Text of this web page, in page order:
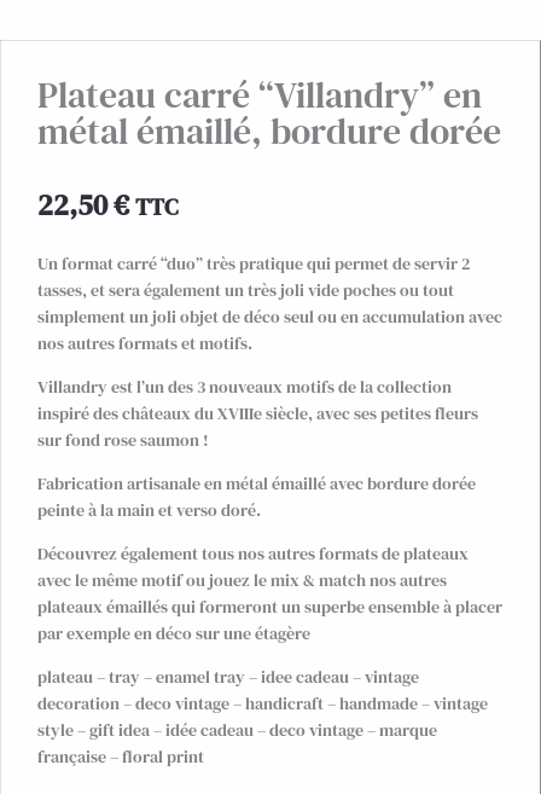
Plateau carré “Villandry” en
métal émaillé, bordure dorée
22,50€TTC
Un format carré “duo” très pratique qui permet de servir 2
tasses, et sera également un très joli vide poches ou tout
simplement un joli objet de déco seul ou en accumulation avec
nos autres formats et motifs.
Villandry est l’un des 3 nouveaux motifs de la collection
inspiré des châteaux du XVIIIe siècle, avec ses petites fleurs
sur fond rose saumon !
Fabrication artisanale en métal émaillé avec bordure dorée
peinte à la main et verso doré.
Découvrez également tous nos autres formats de plateaux
avec le même motif ou jouez le mix & match nos autres
plateaux émaillés qui formeront un superbe ensemble à placer
par exemple en déco sur une étagère
plateau – tray – enamel tray – idee cadeau – vintage
decoration – deco vintage – handicraft – handmade – vintage
style – gift idea – idée cadeau – deco vintage – marque
française – floral print